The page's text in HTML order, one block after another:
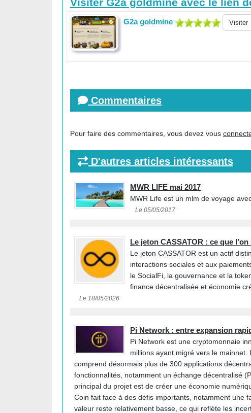
G2a goldmine Visiter
Commentaires
Pour faire des commentaires, vous devez vous
D'autres articles intéressants
MWR LIFE mai 2017
MWR Life est un mlm de voyage
Le 05/05/2017
Le jeton CASSATOR : ce que
Le jeton CASSATOR est un actif
interactions sociales et aux
le SocialFi, la gouvernance et la
finance décentralisée et économie
Le 18/05/2026
Pi Network : entre expansion
Pi Network est une cryptomonnaie
millions ayant migré vers le
comprend désormais plus de 300 applications
fonctionnalités, notamment un échange décentralisé
principal du projet est de créer une économie
Coin fait face à des défis importants, notamment une
valeur reste relativement basse, ce qui reflète les